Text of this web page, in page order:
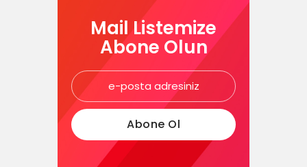
Mail Listemize
Abone Olun